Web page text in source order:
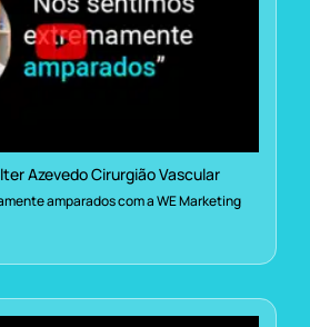
Azevedo Cirurgião Vascular
amparados com a WE Marketing